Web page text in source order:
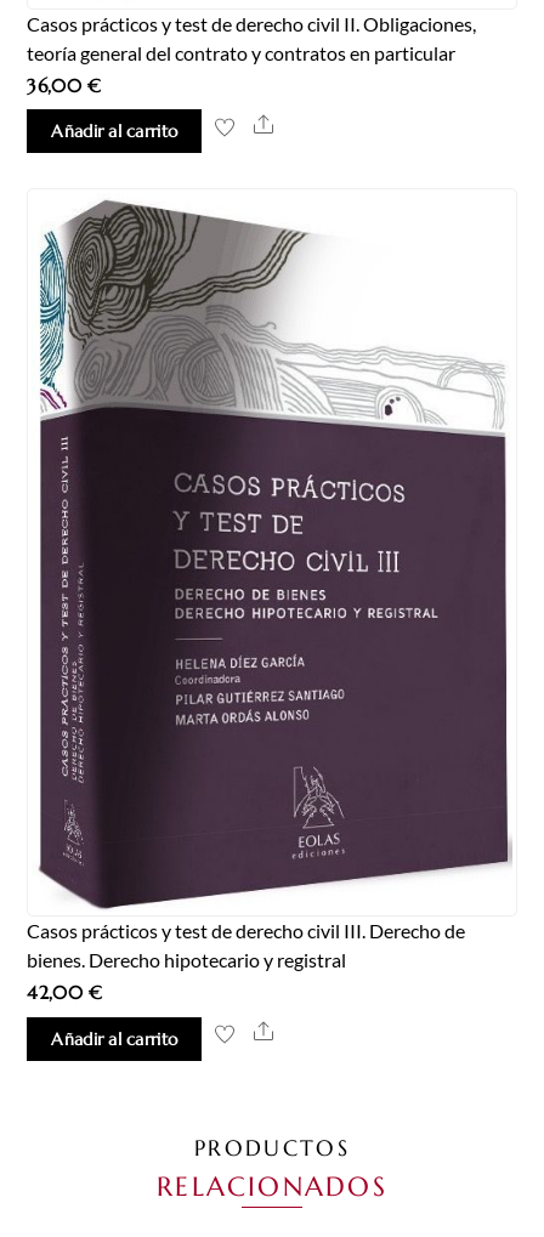
Casos prácticos y test de derecho civil II. Obligaciones,
teoría general del contrato y contratos en particular
36,00€
Añadir al carrito Share
Casos prácticos y test de derecho civil III. Derecho de
bienes. Derecho hipotecario y registral
42,00€
Añadir al carrito Share
PRODUCTOS
RELACIONADOS